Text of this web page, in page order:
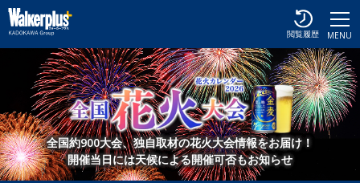
MENU
閲覧履歴
全国約900大会、独自取材の花火大会情報をお届け！
開催当日には天候による開催可否もお知らせ